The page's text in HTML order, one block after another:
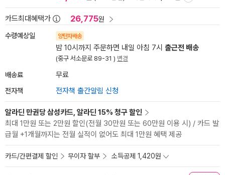
카드최대혜택가 26,775원
수령예상일 양탄자배송
밤 10시까지 주문하면 내일 아침 7시 출근전 배송
(중구 서소문로 89-31 ) 변경
배송료 무료
전자책 전자책 출간알림 신청
알라딘 만권당 삼성카드, 알라딘 15% 청구 할인
최대 1만원 또는 2만원 할인(전월 30만원 또는 60만원 이용 시) / 카드 발
급월 +1개월까지는 전월 실적이 없어도 최대 1만원 혜택 제공
카드/간편결제 할인 무이자 할부 소득공제 1,420원